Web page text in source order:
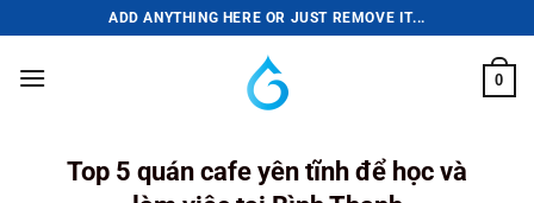
to
content
ADD ANYTHING HERE OR JUST REMOVE IT...
0
Top 5 quán cafe yên tĩnh để học và